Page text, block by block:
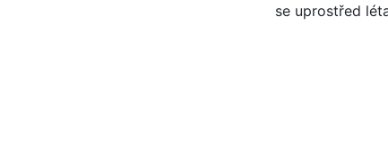
se uprostřed